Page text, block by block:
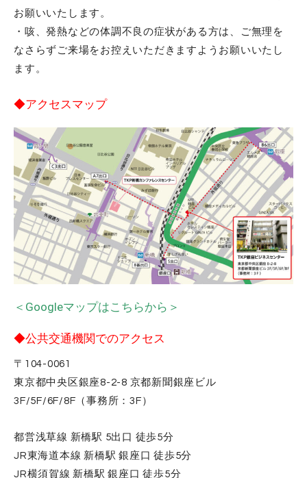
お願いいたします。
・咳、発熱などの体調不良の症状がある方は、ご無理を
なさらずご来場をお控えいただきますようお願いいたし
ます。
◆アクセスマップ
＜Googleマップはこちらから＞
◆公共交通機関でのアクセス
〒104-0061
東京都中央区銀座8-2-8 京都新聞銀座ビル
3F/5F/6F/8F（事務所：3F）
都営浅草線 新橋駅 5出口 徒歩5分
JR東海道本線 新橋駅 銀座口 徒歩5分
JR横須賀線 新橋駅 銀座口 徒歩5分